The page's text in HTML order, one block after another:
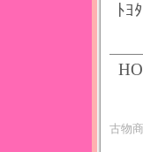
ﾄﾖ
古物